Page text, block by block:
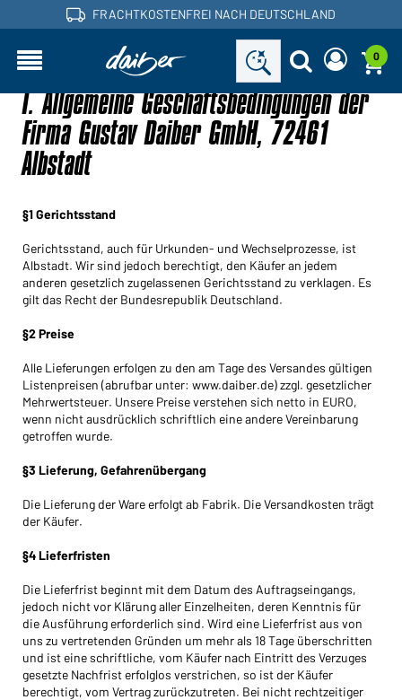
FRACHTKOSTENFREI NACH DEUTSCHLAND
Sind Sie ein Händler und haben bereits ein
Kundenkonto?
Benutzername:
Einloggen
Passwort
vergessen?
Sie möchten Händler werden?
Jetzt Kunde werden!
Sie möchten gerne für Ihren privaten Bedarf
einkaufen?
Hier geht's zu unserem Endkundenshop
Neues Passwort anfordern
Benutzername:
E-Mail-Adresse:
zum Login
0
I. Allgemeine Geschäftsbedingungen der
Firma Gustav Daiber GmbH, 72461
Albstadt
§1 Gerichtsstand
Gerichtsstand, auch für Urkunden- und Wechselprozesse, ist
Albstadt. Wir sind jedoch berechtigt, den Käufer an jedem
anderen gesetzlich zugelassenen Gerichtsstand zu verklagen. Es
gilt das Recht der Bundesrepublik Deutschland.
§2 Preise
Alle Lieferungen erfolgen zu den am Tage des Versandes gültigen
Listenpreisen (abrufbar unter: www.daiber.de) zzgl. gesetzlicher
Mehrwertsteuer. Unsere Preise verstehen sich netto in EURO,
wenn nicht ausdrücklich schriftlich eine andere Vereinbarung
getroffen wurde.
§3 Lieferung, Gefahrenübergang
Die Lieferung der Ware erfolgt ab Fabrik. Die Versandkosten trägt
der Käufer.
§4 Lieferfristen
Die Lieferfrist beginnt mit dem Datum des Auftragseingangs,
jedoch nicht vor Klärung aller Einzelheiten, deren Kenntnis für
die Ausführung erforderlich sind. Wird eine Lieferfrist aus von
uns zu vertretenden Gründen um mehr als 18 Tage überschritten
und ist eine schriftliche, vom Käufer nach Eintritt des Verzuges
gesetzte Nachfrist erfolglos verstrichen, so ist der Käufer
berechtigt, vom Vertrag zurückzutreten. Bei nicht rechtzeitiger